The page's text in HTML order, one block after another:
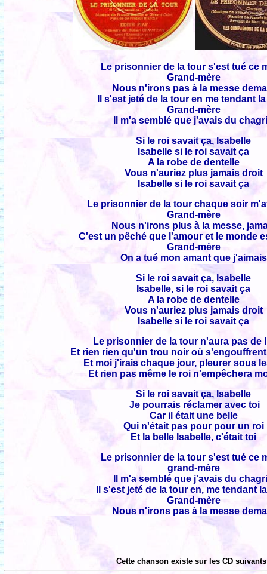
Le prisonnier de la tour s'est tué ce
Grand-mère
Nous n'irons pas à la messe
Il s'est jeté de la tour en me tendant
Grand-mère
Il m'a semblé que j'avais du
Si le roi savait ça, Isabelle
Isabelle si le roi savait ça
A la robe de dentelle
Vous n'auriez plus jamais droit
Isabelle si le roi savait ça
Le prisonnier de la tour chaque soir
Grand-mère
Nous n'irons plus à la messe,
C'est un pêché que l'amour et le monde
Grand-mère
On a tué mon amant que j'aimais
Si le roi savait ça, Isabelle
Isabelle, si le roi savait ça
A la robe de dentelle
Vous n'auriez plus jamais droit
Isabelle si le roi savait ça
Le prisonnier de la tour n'aura pas de
Et rien rien qu'un trou noir où
Et moi j'irais chaque jour, pleurer sous
Et rien pas même le roi n'empêchera
Si le roi savait ça, Isabelle
Je pourrais réclamer avec toi
Car il était une belle
Qui n'était pas pour pour un roi
Et la belle Isabelle, c'était toi
Le prisonnier de la tour s'est tué ce
grand-mère
Il m'a semblé que j'avais du
Il s'est jeté de la tour en, me tendant
Grand-mère
Nous n'irons pas à la messe
Cette chanson existe sur les CD